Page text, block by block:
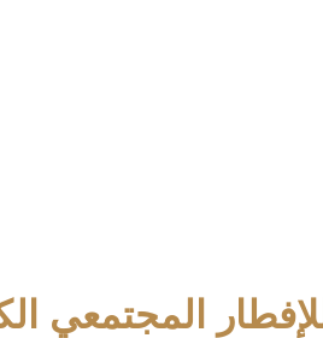
المجتمعي